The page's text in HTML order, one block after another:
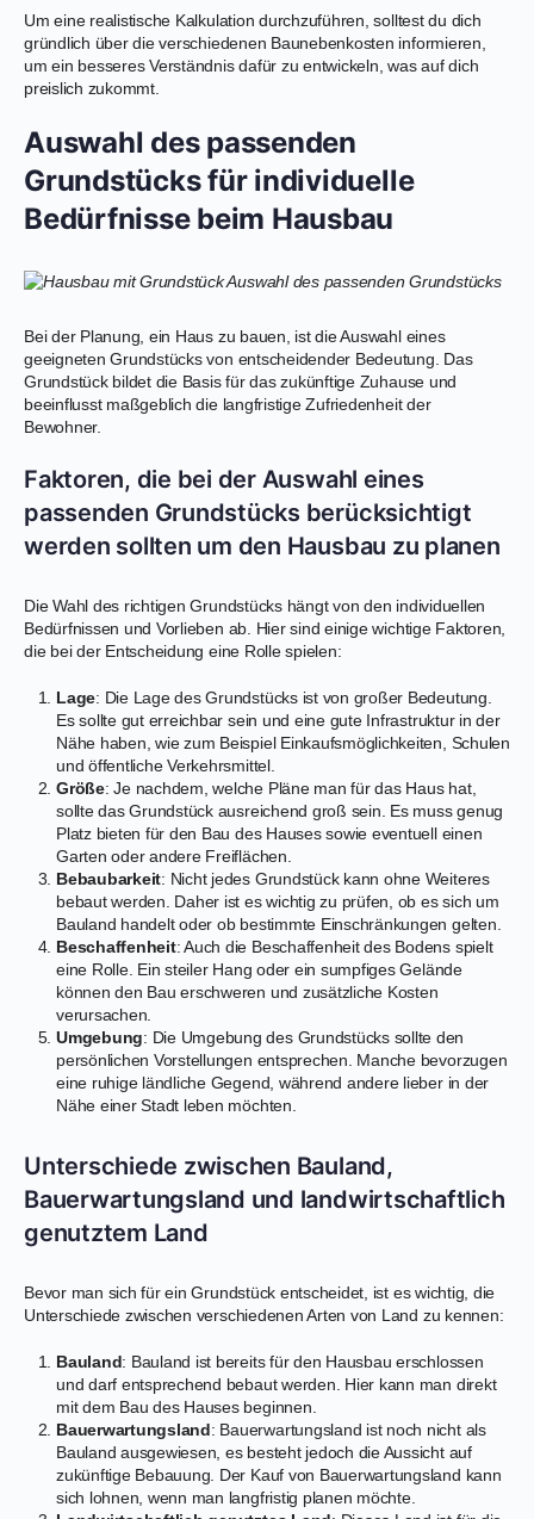
Um eine realistische Kalkulation durchzuführen, solltest du dich
gründlich über die verschiedenen Baunebenkosten informieren,
um ein besseres Verständnis dafür zu entwickeln, was auf dich
preislich zukommt.
Auswahl des passenden
Grundstücks für individuelle
Bedürfnisse beim Hausbau
Bei der Planung, ein Haus zu bauen, ist die Auswahl eines
geeigneten Grundstücks von entscheidender Bedeutung. Das
Grundstück bildet die Basis für das zukünftige Zuhause und
beeinflusst maßgeblich die langfristige Zufriedenheit der
Bewohner.
Faktoren, die bei der Auswahl eines
passenden Grundstücks berücksichtigt
werden sollten um den Hausbau zu planen
Die Wahl des richtigen Grundstücks hängt von den individuellen
Bedürfnissen und Vorlieben ab. Hier sind einige wichtige Faktoren,
die bei der Entscheidung eine Rolle spielen:
Lage: Die Lage des Grundstücks ist von großer Bedeutung.
Es sollte gut erreichbar sein und eine gute Infrastruktur in der
Nähe haben, wie zum Beispiel Einkaufsmöglichkeiten, Schulen
und öffentliche Verkehrsmittel.
Größe: Je nachdem, welche Pläne man für das Haus hat,
sollte das Grundstück ausreichend groß sein. Es muss genug
Platz bieten für den Bau des Hauses sowie eventuell einen
Garten oder andere Freiflächen.
Bebaubarkeit: Nicht jedes Grundstück kann ohne Weiteres
bebaut werden. Daher ist es wichtig zu prüfen, ob es sich um
Bauland handelt oder ob bestimmte Einschränkungen gelten.
Beschaffenheit: Auch die Beschaffenheit des Bodens spielt
eine Rolle. Ein steiler Hang oder ein sumpfiges Gelände
können den Bau erschweren und zusätzliche Kosten
verursachen.
Umgebung: Die Umgebung des Grundstücks sollte den
persönlichen Vorstellungen entsprechen. Manche bevorzugen
eine ruhige ländliche Gegend, während andere lieber in der
Nähe einer Stadt leben möchten.
Unterschiede zwischen Bauland,
Bauerwartungsland und landwirtschaftlich
genutztem Land
Bevor man sich für ein Grundstück entscheidet, ist es wichtig, die
Unterschiede zwischen verschiedenen Arten von Land zu kennen:
Bauland: Bauland ist bereits für den Hausbau erschlossen
und darf entsprechend bebaut werden. Hier kann man direkt
mit dem Bau des Hauses beginnen.
Bauerwartungsland: Bauerwartungsland ist noch nicht als
Bauland ausgewiesen, es besteht jedoch die Aussicht auf
zukünftige Bebauung. Der Kauf von Bauerwartungsland kann
sich lohnen, wenn man langfristig planen möchte.